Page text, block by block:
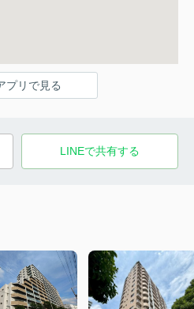
プリで見る
LINEで共有する